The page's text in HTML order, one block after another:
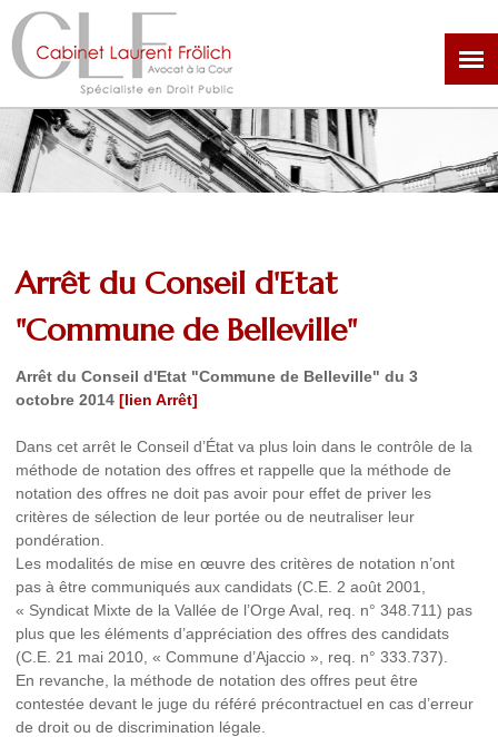
Aller
au
contenu
principal
Arrêt du Conseil d'Etat
"Commune de Belleville"
Arrêt du Conseil d'Etat "Commune de Belleville" du 3
octobre 2014 [lien Arrêt]
Dans cet arrêt le Conseil d’État va plus loin dans le contrôle de la
méthode de notation des offres et rappelle que la méthode de
notation des offres ne doit pas avoir pour effet de priver les
critères de sélection de leur portée ou de neutraliser leur
pondération.
Les modalités de mise en œuvre des critères de notation n’ont
pas à être communiqués aux candidats (C.E. 2 août 2001,
« Syndicat Mixte de la Vallée de l’Orge Aval, req. n° 348.711) pas
plus que les éléments d’appréciation des offres des candidats
(C.E. 21 mai 2010, « Commune d’Ajaccio », req. n° 333.737).
En revanche, la méthode de notation des offres peut être
contestée devant le juge du référé précontractuel en cas d’erreur
de droit ou de discrimination légale.